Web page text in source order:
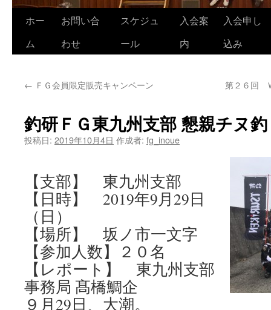
コ
ン
へ
ホー
ム
お問い合
わせ
スケジュ
ール
入会案
内
入会申し
込み
← ＦＧ会員限定販売キャンペーン 第２６回
釣研ＦＧ東九州支部 懇親チヌ
投稿日: 2019年10月4日 作成者: fg_inoue
【支部】 東九州支部
【日時】 2019年9月29日
（日）
【場所】 坂ノ市一文字
【参加人数】２０名
【レポート】 東九州支部
事務局 髙橋鯛企
９月29日、大潮。